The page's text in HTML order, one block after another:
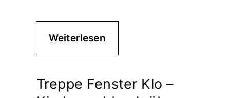
Weiterlesen
Treppe Fenster Klo –